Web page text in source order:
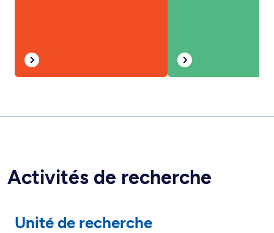
Activités de recherche
Unité de recherche